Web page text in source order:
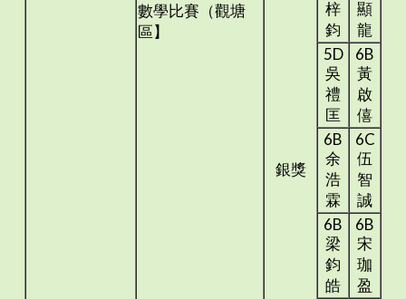
數學比賽（觀塘
區】
銀獎
梓
鈞
顯
龍
5D
吳
禮
匡
6B
黃
啟
僖
6B
余
浩
霖
6C
伍
智
誠
6B
梁
鈞
皓
6B
宋
珈
盈